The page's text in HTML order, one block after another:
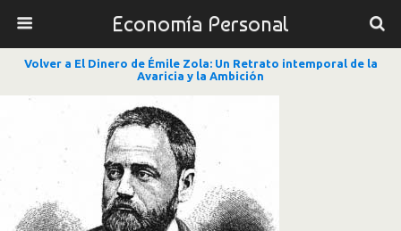
Economía Personal
Volver a El Dinero de Émile Zola: Un Retrato intemporal de la
Avaricia y la Ambición